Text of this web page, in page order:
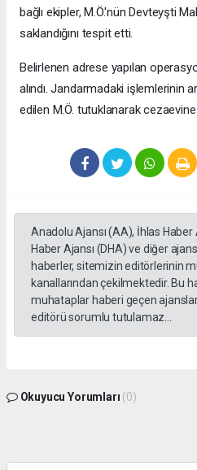
bağlı ekipler, M.Ö.'nün Devteyşti
saklandığını tespit etti.
Belirlenen adrese yapılan
alındı. Jandarmadaki işlemlerinin
edilen M.Ö. tutuklanarak
Anadolu Ajansı (AA), İhlas Haber
Haber Ajansı (DHA) ve diğer
haberler, sitemizin editörlerinin
kanallarından çekilmektedir. Bu
muhataplar haberi geçen
editörü sorumlu tutulamaz...
Okuyucu Yorumları (0)